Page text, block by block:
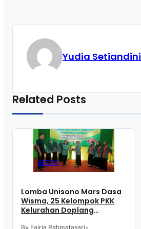
Yudia Setiandini
Related Posts
BERITA
Lomba Unisono Mars Dasa
Wisma, 25 Kelompok PKK
Kelurahan Doplang
By Fajria Rahmatasari•